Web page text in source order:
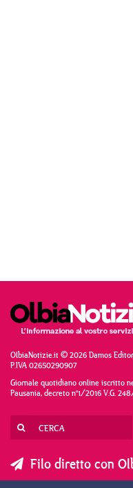
OlbiaNotizie.it © 2026 Damos
P.IVA 02650290907
Giornale quotidiano online iscritto
Pausania, decreto n°1/2016 V.G.
Filo diretto con